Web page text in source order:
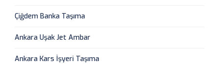
Çiğdem Banka Taşıma
Ankara Uşak Jet Ambar
Ankara Kars İşyeri Taşıma